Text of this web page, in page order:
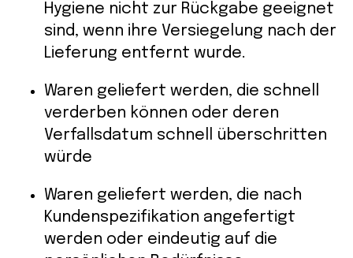
Hygiene nicht zur Rückgabe geeignet
sind, wenn ihre Versiegelung nach der
Lieferung entfernt wurde.
Waren geliefert werden, die schnell
verderben können oder deren
Verfallsdatum schnell überschritten
würde
Waren geliefert werden, die nach
Kundenspezifikation angefertigt
werden oder eindeutig auf die